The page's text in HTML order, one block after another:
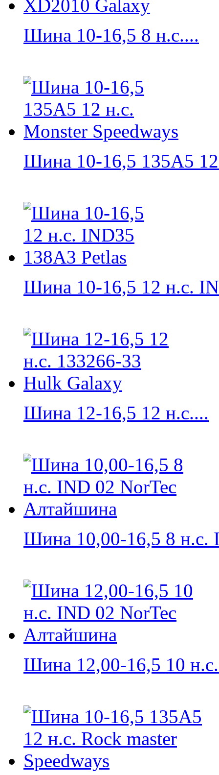
Шина 10-16,5 8 н.с....
Шина 10-16,5 135A5
Шина 10-16,5 12 н.с.
Шина 12-16,5 12 н.с....
Шина 10,00-16,5 8 н.с.
Шина 12,00-16,5 10